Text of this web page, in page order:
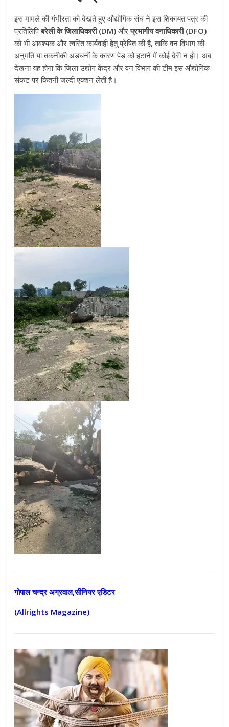
इस मामले की गंभीरता को देखते हुए औद्योगिक संघ ने इस शिकायत पत्र की
प्रतिलिपिबरेली के जिलाधिकारी (DM) औरप्रभागीय वनाधिकारी (DFO)
को भी आवश्यक और त्वरित कार्यवाही हेतु प्रेषित की है, ताकि वन विभाग की
अनुमति या तकनीकी अड़चनों के कारण पेड़ को हटाने में कोई देरी न हो। अब
देखना यह होगा कि जिला उद्योग केंद्र और वन विभाग की टीम इस औद्योगिक
संकट पर कितनी जल्दी एक्शन लेती है।
गोपाल चन्द्र अग्रवाल,सीनियर एडिटर
(Allrights Magazine)